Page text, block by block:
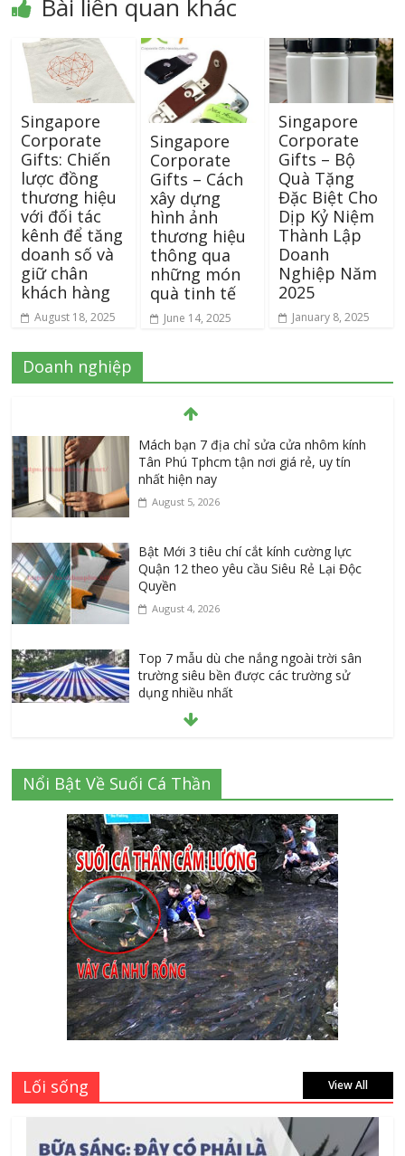
Bài liên quan khác
Singapore
Corporate
Gifts: Chiến
lược đồng
thương hiệu
với đối tác
kênh để tăng
doanh số và
giữ chân
khách hàng
August 18, 2025
Singapore
Corporate
Gifts – Cách
xây dựng
hình ảnh
thương hiệu
thông qua
những món
quà tinh tế
June 14, 2025
Singapore
Corporate
Gifts – Bộ
Quà Tặng
Đặc Biệt Cho
Dịp Kỷ Niệm
Thành Lập
Doanh
Nghiệp Năm
2025
January 8, 2025
Doanh nghiệp
Mách bạn 7 địa chỉ sửa cửa nhôm kính
Tân Phú Tphcm tận nơi giá rẻ, uy tín
nhất hiện nay
August 5, 2026
Bật Mới 3 tiêu chí cắt kính cường lực
Quận 12 theo yêu cầu Siêu Rẻ Lại Độc
Quyền
August 4, 2026
Top 7 mẫu dù che nắng ngoài trời sân
trường siêu bền được các trường sử
dụng nhiều nhất
July 20, 2026
Danh sách 8 đại lý bán tập vở học sinh
giá sỉ tại Tphcm uy tín được đánh giá
High
July 16, 2026
Cập nhật mới nhất: Vở học sinh 96 trang
giá bao nhiêu tại 3 đại lý lớn có tiếng ở
Tphcm hiện nay?
July 9, 2026
Bảng giá vách ngăn nhôm kính cửa lùa
Siêu Rẻ mới nhất 2026 – Chất lượng cực
đỉnh
August 7, 2026
Nổi Bật Về Suối Cá Thần
Lối sống View All